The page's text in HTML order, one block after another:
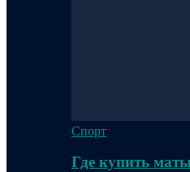
Спорт
Где купить